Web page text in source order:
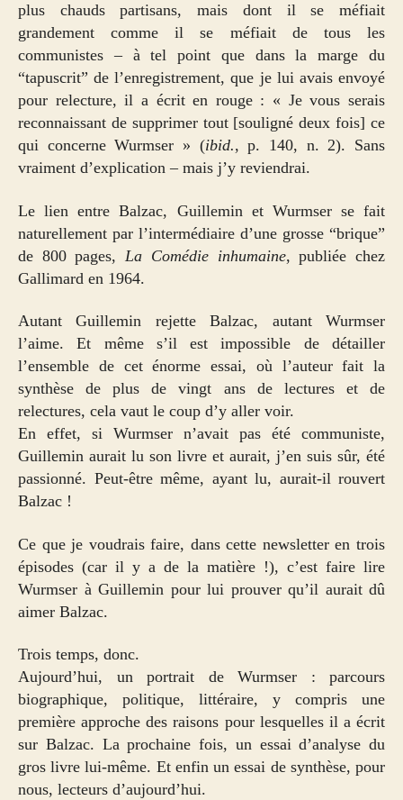
plus chauds partisans, mais dont il se méfiait
grandement comme il se méfiait de tous les
communistes – à tel point que dans la marge du
“tapuscrit” de l’enregistrement, que je lui avais envoyé
pour relecture, il a écrit en rouge : « Je vous serais
reconnaissant de supprimer tout [souligné deux fois] ce
qui concerne Wurmser » (ibid., p. 140, n. 2). Sans
vraiment d’explication – mais j’y reviendrai.
Le lien entre Balzac, Guillemin et Wurmser se fait
naturellement par l’intermédiaire d’une grosse “brique”
de 800 pages, La Comédie inhumaine, publiée chez
Gallimard en 1964.
Autant Guillemin rejette Balzac, autant Wurmser
l’aime. Et même s’il est impossible de détailler
l’ensemble de cet énorme essai, où l’auteur fait la
synthèse de plus de vingt ans de lectures et de
relectures, cela vaut le coup d’y aller voir.
En effet, si Wurmser n’avait pas été communiste,
Guillemin aurait lu son livre et aurait, j’en suis sûr, été
passionné. Peut-être même, ayant lu, aurait-il rouvert
Balzac !
Ce que je voudrais faire, dans cette newsletter en trois
épisodes (car il y a de la matière !), c’est faire lire
Wurmser à Guillemin pour lui prouver qu’il aurait dû
aimer Balzac.
Trois temps, donc.
Aujourd’hui, un portrait de Wurmser : parcours
biographique, politique, littéraire, y compris une
première approche des raisons pour lesquelles il a écrit
sur Balzac. La prochaine fois, un essai d’analyse du
gros livre lui-même. Et enfin un essai de synthèse, pour
nous, lecteurs d’aujourd’hui.